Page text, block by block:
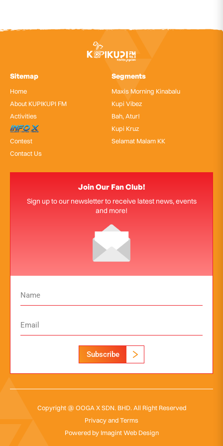
Sitemap
Home
About KUPIKUPI FM
Activities
InfoX
Contest
Contact Us
Segments
Maxis Morning Kinabalu
Kupi Vibez
Bah, Atur!
Kupi Kruz
Selamat Malam KK
Join Our Fan Club!
Sign up to our newsletter to receive latest news, events
and more!
Subscribe
Copyright @ OOGA X SDN. BHD. All Right Reserved
Privacy and Terms
Powered by Imagint Web Design